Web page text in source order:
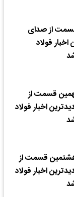
از صدای
فولاد
قسمت از
اخبار فولاد
قسمت از
اخبار فولاد